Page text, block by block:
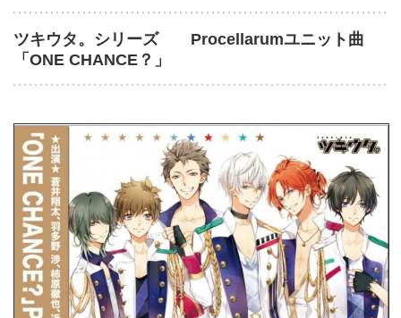
ツキウタ。シリーズ Procellarumユニット曲
「ONE CHANCE？」